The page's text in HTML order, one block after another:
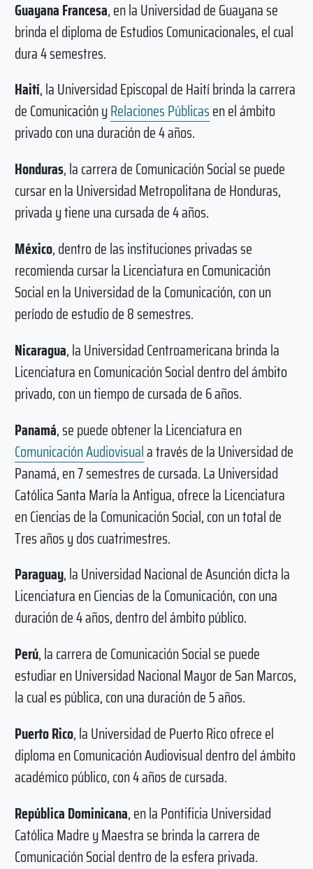
Guayana Francesa, en la Universidad de Guayana se
brinda el diploma de Estudios Comunicacionales, el cual
dura 4 semestres.
Haití, la Universidad Episcopal de Haití brinda la carrera
de Comunicación yRelaciones Públicasen el ámbito
privado con una duración de 4 años.
Honduras, la carrera de Comunicación Social se puede
cursar en la Universidad Metropolitana de Honduras,
privada y tiene una cursada de 4 años.
México, dentro de las instituciones privadas se
recomienda cursar la Licenciatura en Comunicación
Social en la Universidad de la Comunicación, con un
período de estudio de 8 semestres.
Nicaragua, la Universidad Centroamericana brinda la
Licenciatura en Comunicación Social dentro del ámbito
privado, con un tiempo de cursada de 6 años.
Panamá, se puede obtener la Licenciatura en
Comunicación Audiovisuala través de la Universidad de
Panamá, en 7 semestres de cursada. La Universidad
Católica Santa María la Antigua, ofrece la Licenciatura
en Ciencias de la Comunicación Social, con un total de
Tres años y dos cuatrimestres.
Paraguay, la Universidad Nacional de Asunción dicta la
Licenciatura en Ciencias de la Comunicación, con una
duración de 4 años, dentro del ámbito público.
Perú, la carrera de Comunicación Social se puede
estudiar en Universidad Nacional Mayor de San Marcos,
la cual es pública, con una duración de 5 años.
Puerto Rico, la Universidad de Puerto Rico ofrece el
diploma en Comunicación Audiovisual dentro del ámbito
académico público, con 4 años de cursada.
República Dominicana, en la Pontificia Universidad
Católica Madre y Maestra se brinda la carrera de
Comunicación Social dentro de la esfera privada.